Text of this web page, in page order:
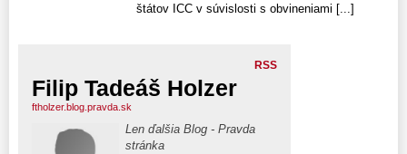
štátov ICC v súvislosti s obvineniami [...]
RSS
Filip Tadeáš Holzer
ftholzer.blog.pravda.sk
Len ďalšia Blog - Pravda
stránka